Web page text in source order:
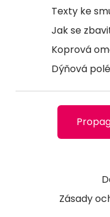
Texty ke
Jak se
Koprová
Dýňová
Zásady